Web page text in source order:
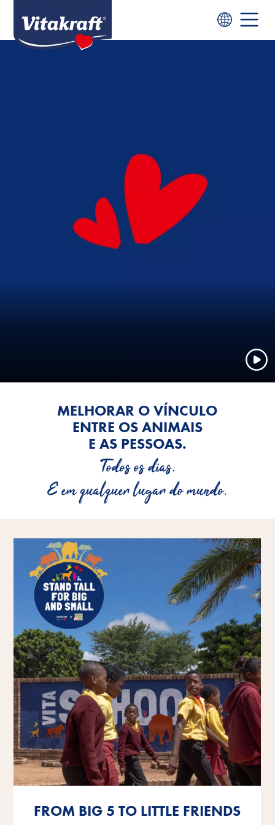
MELHORAR O VÍNCULO
ENTRE OS ANIMAIS
E AS PESSOAS.
Todos os dias.
E em qualquer lugar do mundo.
Mais informações
FROM BIG 5 TO LITTLE FRIENDS
FROM BIG 5 TO LITTLE FRIENDS
FROM BIG 5 TO LITTLE FRIENDS